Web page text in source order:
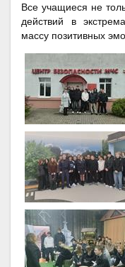
Все учащиеся не
действий в
массу позитивных